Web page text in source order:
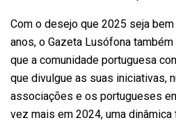
Com o desejo que 2025 seja
anos, o Gazeta Lusófona
que a comunidade portuguesa
que divulgue as suas iniciativas,
associações e os portugueses
vez mais em 2024, uma dinâmica